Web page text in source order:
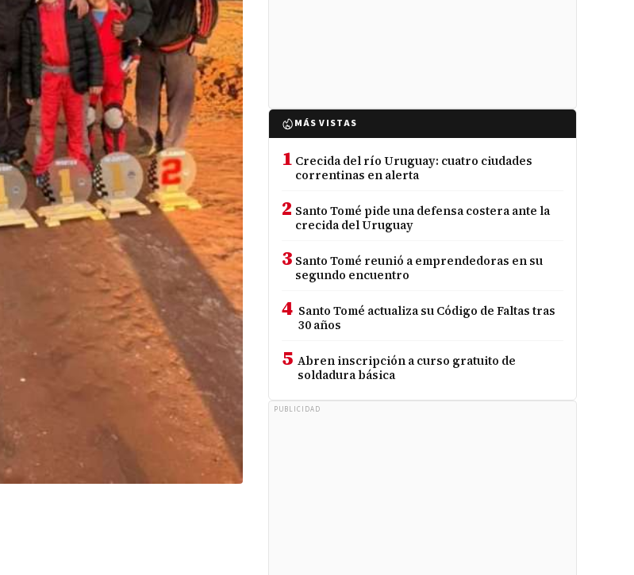
MÁS VISTAS
1 Crecida del río Uruguay: cuatro ciudades
correntinas en alerta
2 Santo Tomé pide una defensa costera ante la
crecida del Uruguay
3 Santo Tomé reunió a emprendedoras en su
segundo encuentro
4 Santo Tomé actualiza su Código de Faltas tras
30 años
5 Abren inscripción a curso gratuito de
soldadura básica
PUBLICIDAD